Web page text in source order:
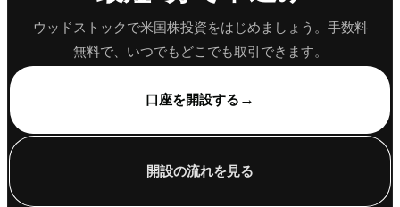
ウッドストックで米国株投資をはじめましょう。手数料
無料で、いつでもどこでも取引できます。
口座を開設する →
開設の流れを見る